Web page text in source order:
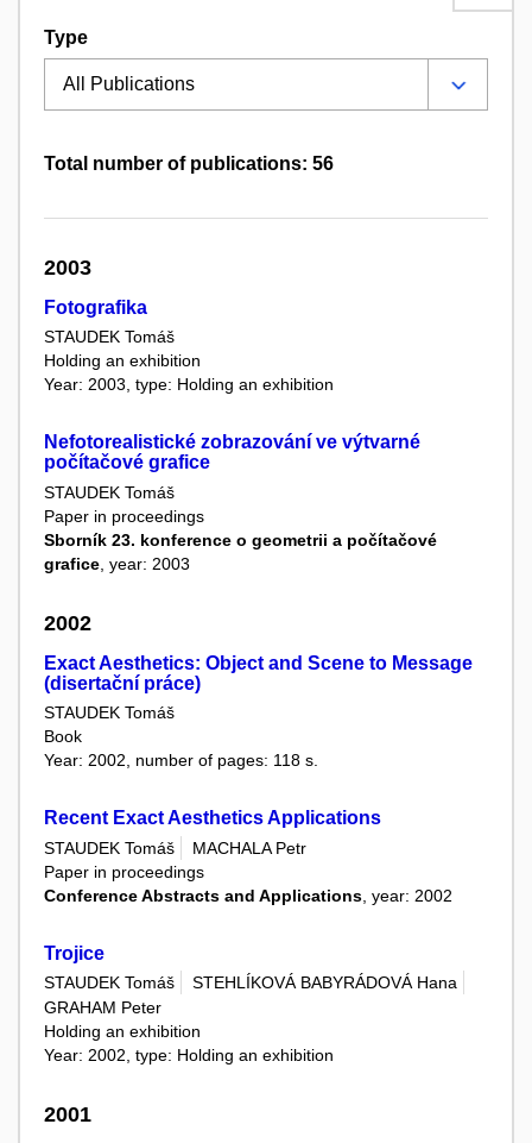
Type
Total number of publications: 56
2003
Fotografika
STAUDEK Tomáš
Holding an exhibition
Year: 2003, type: Holding an exhibition
Nefotorealistické zobrazování ve výtvarné
počítačové grafice
STAUDEK Tomáš
Paper in proceedings
Sborník 23. konference o geometrii a počítačové
grafice , year: 2003
2002
Exact Aesthetics: Object and Scene to Message
(disertační práce)
STAUDEK Tomáš
Book
Year: 2002, number of pages: 118 s.
Recent Exact Aesthetics Applications
STAUDEK Tomáš
MACHALA Petr
Paper in proceedings
Conference Abstracts and Applications , year: 2002
Trojice
STAUDEK Tomáš
STEHLÍKOVÁ BABYRÁDOVÁ Hana
GRAHAM Peter
Holding an exhibition
Year: 2002, type: Holding an exhibition
2001